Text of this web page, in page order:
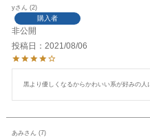
y 2
購入者
非公開
投稿日
2021/08/06
黒より優しくなるからかわいい系が好みの人
あみ 7